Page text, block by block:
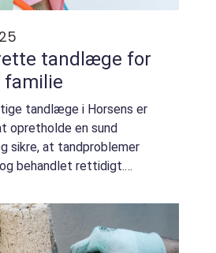
tandlæge for
familie
tandlæge i Horsens er
opretholde en sund
sikre, at tandproblemer
behandlet rettidigt.
oplevelse for mange,